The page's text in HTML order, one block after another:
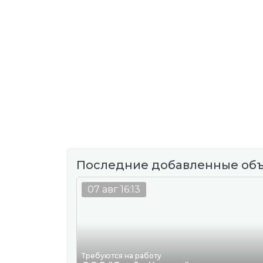
Последние добавленные
Требуются на работу
07 авг 16:13